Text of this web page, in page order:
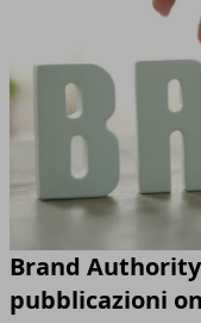
Brand
pubblicazioni